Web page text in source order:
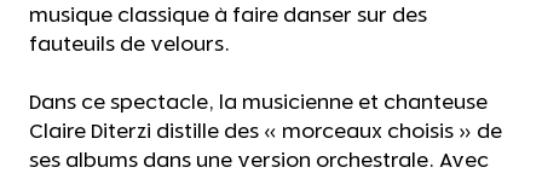
musique classique à faire danser sur des
fauteuils de velours.
Dans ce spectacle, la musicienne et chanteuse
Claire Diterzi distille des « morceaux choisis » de
ses albums dans une version orchestrale. Avec